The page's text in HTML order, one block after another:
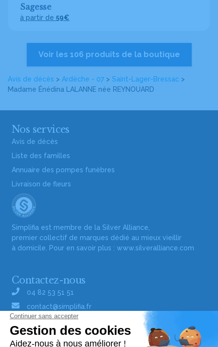
Avis de décès > Ardèche - 07 > Saint-Lager-Bressac >
Madame Énédina LALANNE née REYNOUARD
Sagesse
à partir de 59€
Voir les 106 produits de la boutique
Nos services
Avis de décès
Liste des familles
Annuaire des pompes funèbres
Livraison de fleurs
Simplifia est membre de la Silver Alliance,
premier collectif de marques dédié au mieux vieillir
à domicile. Pour en savoir plus : www.silveralliance.com
Contactez-nous
04 82 53 51 51
contact@simplifia.fr
Réseaux sociaux